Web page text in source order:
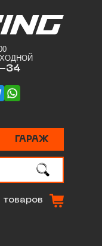
34
whatsapp
ГАРАЖ
товаров